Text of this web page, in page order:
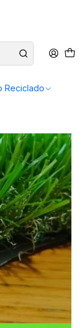
Reciclado
Recreativas